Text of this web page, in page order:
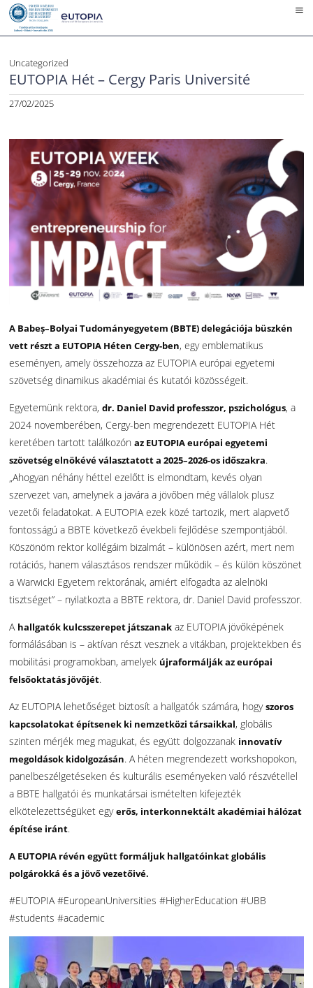
Skip
content
Uncategorized
EUTOPIA Hét – Cergy Paris Université
27/02/2025
A Babeș–Bolyai Tudományegyetem (BBTE) delegációja büszkén
vett részt a EUTOPIA Héten Cergy-ben, egy emblematikus
eseményen, amely összehozza az EUTOPIA európai egyetemi
szövetség dinamikus akadémiai és kutatói közösségeit.
Egyetemünk rektora, dr. Daniel David professzor, pszichológus, a
2024 novemberében, Cergy-ben megrendezett EUTOPIA Hét
keretében tartott találkozón az EUTOPIA európai egyetemi
szövetség elnökévé választatott a 2025–2026-os időszakra.
„Ahogyan néhány héttel ezelőtt is elmondtam, kevés olyan
szervezet van, amelynek a javára a jövőben még vállalok plusz
vezetői feladatokat. A EUTOPIA ezek közé tartozik, mert alapvető
fontosságú a BBTE következő évekbeli fejlődése szempontjából.
Köszönöm rektor kollégáim bizalmát – különösen azért, mert nem
rotációs, hanem választásos rendszer működik – és külön köszönet
a Warwicki Egyetem rektorának, amiért elfogadta az alelnöki
tisztséget” – nyilatkozta a BBTE rektora, dr. Daniel David professzor.
A hallgatók kulcsszerepet játszanak az EUTOPIA jövőképének
formálásában is – aktívan részt vesznek a vitákban, projektekben és
mobilitási programokban, amelyek újraformálják az európai
felsőoktatás jövőjét.
Az EUTOPIA lehetőséget biztosít a hallgatók számára, hogyszoros
kapcsolatokat építsenek ki nemzetközi társaikkal, globális
szinten mérjék meg magukat, és együtt dolgozzanak innovatív
megoldások kidolgozásán. A héten megrendezett workshopokon,
panelbeszélgetéseken és kulturális eseményeken való részvétellel
a BBTE hallgatói és munkatársai ismételten kifejezték
elkötelezettségüket egyerős, interkonnektált akadémiai hálózat
építése iránt.
A EUTOPIA révén együtt formáljuk hallgatóinkat globális
polgárokká és a jövő vezetőivé.
#EUTOPIA #EuropeanUniversities #HigherEducation #UBB
#students #academic